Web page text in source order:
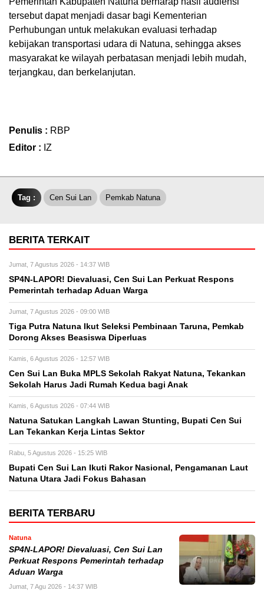
tersebut dapat menjadi dasar bagi Kementerian
Perhubungan untuk melakukan evaluasi terhadap
kebijakan transportasi udara di Natuna, sehingga akses
masyarakat ke wilayah perbatasan menjadi lebih mudah,
terjangkau, dan berkelanjutan.
Penulis : RBP
Editor : IZ
Tag : Cen Sui Lan Pemkab Natuna
BERITA TERKAIT
Jumat, 7 Agustus 2026 - 14:37 WIB
SP4N-LAPOR! Dievaluasi, Cen Sui Lan Perkuat Respons
Pemerintah terhadap Aduan Warga
Jumat, 7 Agustus 2026 - 09:00 WIB
Tiga Putra Natuna Ikut Seleksi Pembinaan Taruna, Pemkab
Dorong Akses Beasiswa Diperluas
Kamis, 6 Agustus 2026 - 12:57 WIB
Cen Sui Lan Buka MPLS Sekolah Rakyat Natuna, Tekankan
Sekolah Harus Jadi Rumah Kedua bagi Anak
Kamis, 6 Agustus 2026 - 07:44 WIB
Natuna Satukan Langkah Lawan Stunting, Bupati Cen Sui
Lan Tekankan Kerja Lintas Sektor
Rabu, 5 Agustus 2026 - 15:25 WIB
Bupati Cen Sui Lan Ikuti Rakor Nasional, Pengamanan Laut
Natuna Utara Jadi Fokus Bahasan
BERITA TERBARU
Natuna
SP4N-LAPOR! Dievaluasi, Cen Sui Lan
Perkuat Respons Pemerintah terhadap
Aduan Warga
Jumat, 7 Agu 2026 - 14:37 WIB